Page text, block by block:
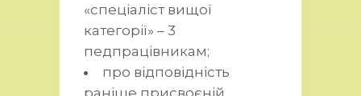
«спеціаліст вищої
категорії» – 3
педпрацівникам;
про відповідність
раніше присвоєній